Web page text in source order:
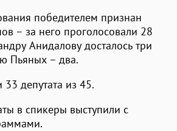
победителем признан
– за него проголосовали 28
Анидалову досталось три
Пьяных – два.
33 депутата из 45.
в спикеры выступили с